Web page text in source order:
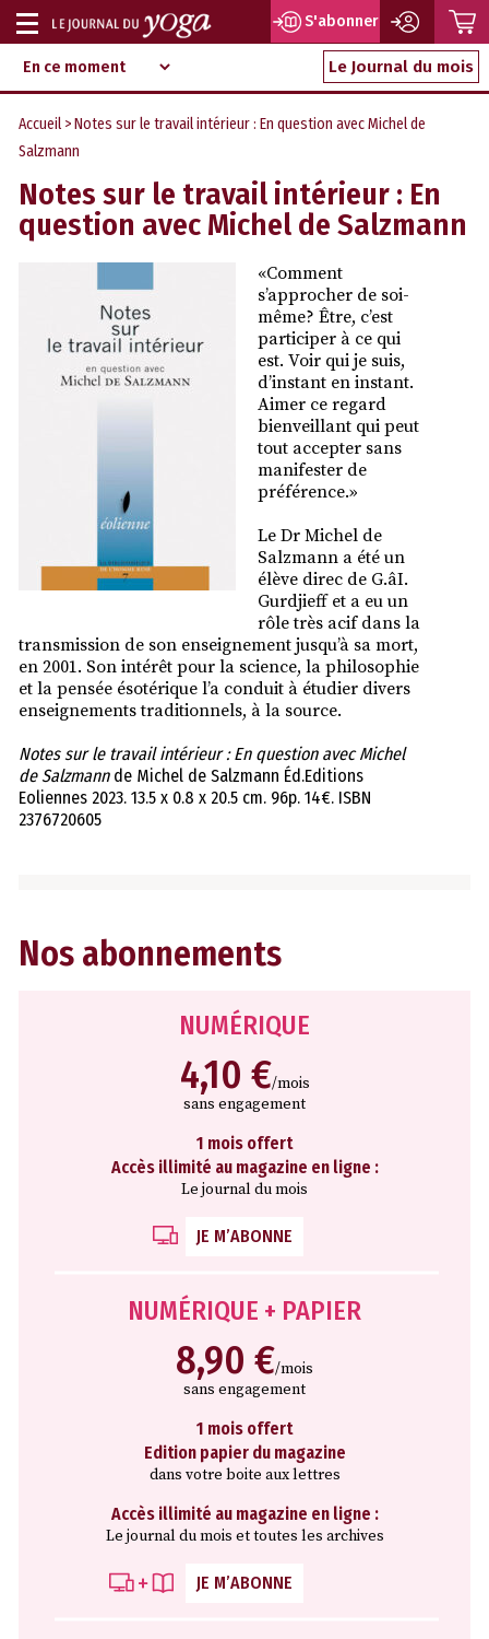
Aller
au
contenu
d‘information
indépendant
Afficher
ou
masquer
la
navigation
S'abonner
Le Journal du mois
Accueil > Notes sur le travail intérieur : En question avec Michel de
Salzmann
Notes sur le travail intérieur : En
question avec Michel de Salzmann
«Comment
s’approcher de soi-
même? Être, c’est
participer à ce qui
est. Voir qui je suis,
d’instant en instant.
Aimer ce regard
bienveillant qui peut
tout accepter sans
manifester de
préférence.»
Le Dr Michel de
Salzmann a été un
élève direc de G.âI.
Gurdjieff et a eu un
rôle très acif dans la
transmission de son enseignement jusqu’à sa mort,
en 2001. Son intérêt pour la science, la philosophie
et la pensée ésotérique l’a conduit à étudier divers
enseignements traditionnels, à la source.
Notes sur le travail intérieur : En question avec Michel
de Salzmannde Michel de Salzmann Éd.Editions
Eoliennes 2023. 13.5 x 0.8 x 20.5 cm. 96p. 14€. ISBN
2376720605
Nos abonnements
NUMÉRIQUE
4,10 €/mois
sans engagement
1 mois offert
Accès illimité au magazine en ligne :
Le journal du mois
JE M’ABONNE
NUMÉRIQUE + PAPIER
8,90 €/mois
sans engagement
1 mois offert
Edition papier du magazine
dans votre boite aux lettres
Accès illimité au magazine en ligne :
Le journal du mois et toutes les archives
JE M’ABONNE